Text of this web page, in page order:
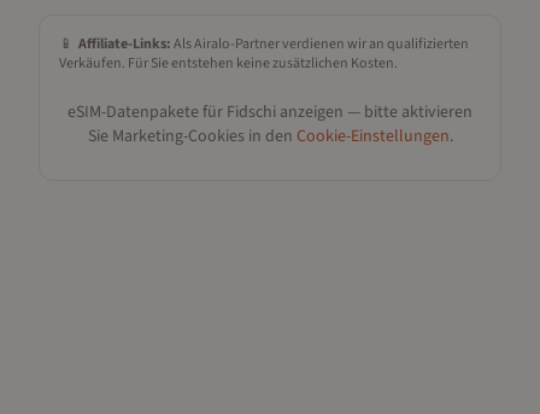
📱 Affiliate-Links:Als Airalo-Partner verdienen wir an qualifizierten
Verkäufen. Für Sie entstehen keine zusätzlichen Kosten.
eSIM-Datenpakete für Fidschi anzeigen — bitte aktivieren
Sie Marketing-Cookies in den Cookie-Einstellungen.